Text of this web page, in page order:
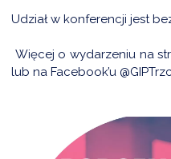
Udział w konferencji jest
Więcej o wydarzeniu na
lub na Facebook’u